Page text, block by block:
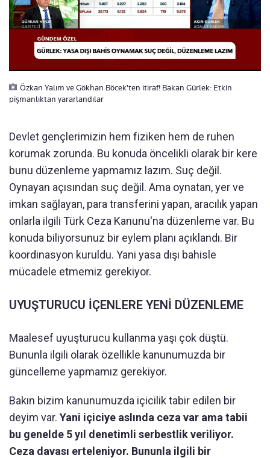
Özkan Yalım ve Gökhan Böcek'ten itiraf! Bakan Gürlek: Etkin
pişmanlıktan yararlandılar
Devlet gençlerimizin hem fiziken hem de ruhen
korumak zorunda. Bu konuda öncelikli olarak bir kere
bunu düzenleme yapmamız lazım. Suç değil.
Oynayan açısından suç değil. Ama oynatan, yer ve
imkan sağlayan, para transferini yapan, aracılık yapan
onlarla ilgili Türk Ceza Kanunu'na düzenleme var. Bu
konuda biliyorsunuz bir eylem planı açıklandı. Bir
koordinasyon kuruldu. Yani yasa dışı bahisle
mücadele etmemiz gerekiyor.
UYUŞTURUCU İÇENLERE YENİ DÜZENLEME
Maalesef uyuşturucu kullanma yaşı çok düştü.
Bununla ilgili olarak özellikle kanunumuzda bir
güncelleme yapmamız gerekiyor.
Bakın bizim kanunumuzda içicilik tabir edilen bir
deyim var. Yani içiciye aslında ceza var ama tabii
bu genelde 5 yıl denetimli serbestlik veriliyor.
Ceza davası erteleniyor. Bununla ilgili bir